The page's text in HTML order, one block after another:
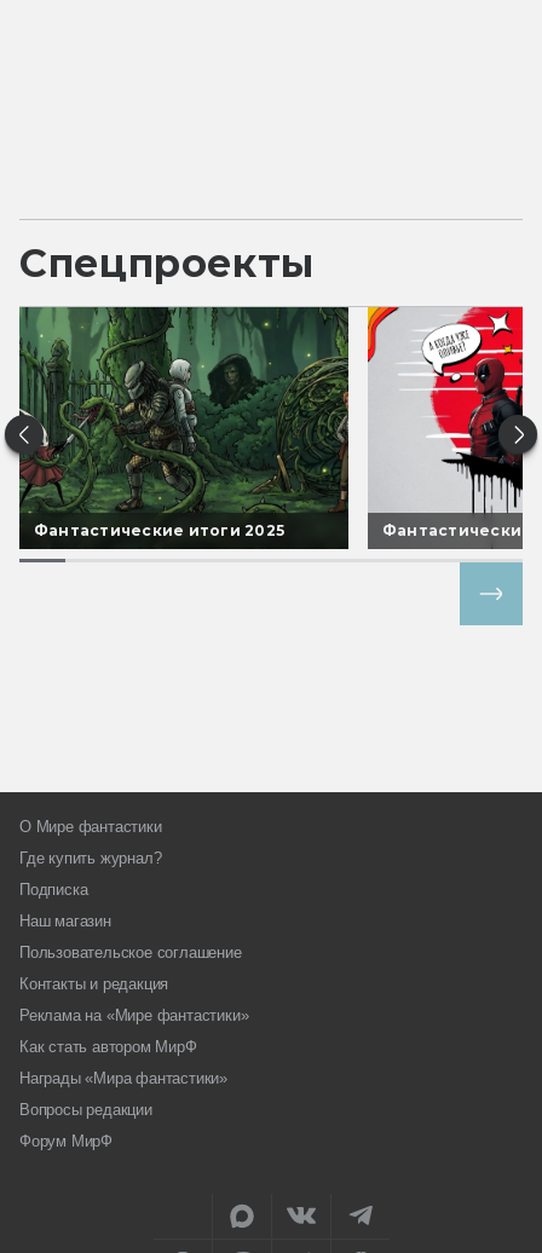
Спецпроекты
Фантастические итоги 2025 Фантастические
О Мире фантастики
Где купить журнал?
Подписка
Наш магазин
Пользовательское соглашение
Контакты и редакция
Реклама на «Мире фантастики»
Как стать автором МирФ
Награды «Мира фантастики»
Вопросы редакции
Форум МирФ